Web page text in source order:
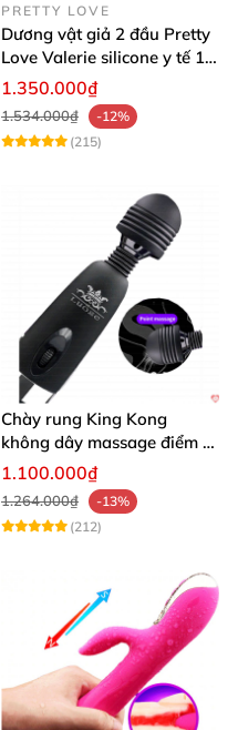
PRETTY LOVE
Dương vật giả 2 đầu Pretty
Love Valerie silicone y tế 12
chế độ rung
1.350.000₫
1.534.000₫
-12%
(215)
Chày rung King Kong
không dây massage điểm G
sạc USB tiện lợi cao cấp
1.100.000₫
1.264.000₫
-13%
(212)